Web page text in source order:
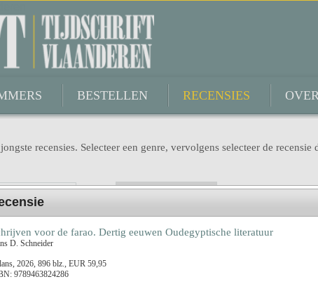
BESTELLEN RECENSIES
recensies. Selecteer een genre, vervolgens selecteer de
Genre
waard
voor de farao. Dertig eeuwen Oudegyptische literatuur
D. Schneider
2026, 896 blz., EUR 59,95
9789463824286